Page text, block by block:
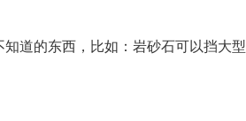
道的东西，比如：岩砂石可以挡大型